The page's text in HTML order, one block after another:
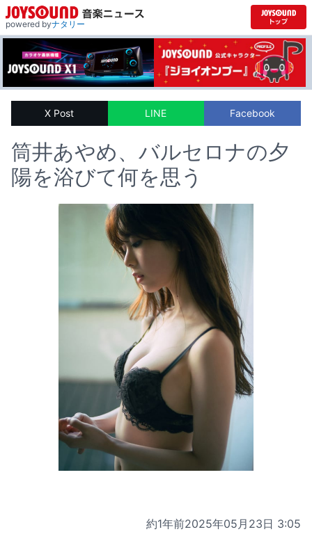
powered byナタリー
X Post LINE Facebook
筒井あやめ、バルセロナの夕
陽を浴びて何を思う
約1年前2025年05月23日 3:05